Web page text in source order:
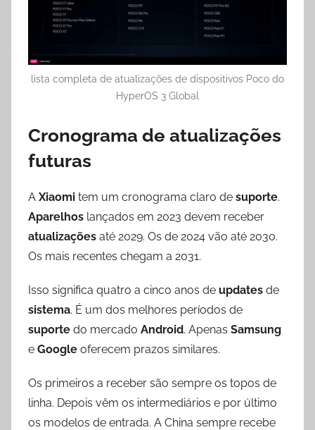
lista completa de atualizações de dispositivos Poco do
HyperOS 3 Global
Cronograma de atualizações
futuras
A Xiaomi tem um cronograma claro de suporte.
Aparelhos lançados em 2023 devem receber
atualizações até 2029. Os de 2024 vão até 2030.
Os mais recentes chegam a 2031.
Isso significa quatro a cinco anos de updates de
sistema. É um dos melhores períodos de
suporte do mercado Android. Apenas Samsung
e Google oferecem prazos similares.
Os primeiros a receber são sempre os topos de
linha. Depois vêm os intermediários e por último
os modelos de entrada. A China sempre recebe